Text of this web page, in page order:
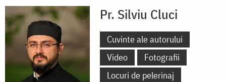
Pr. Silviu Cluci
Cuvinte ale autorului
Video
Fotografii
Locuri de pelerinaj